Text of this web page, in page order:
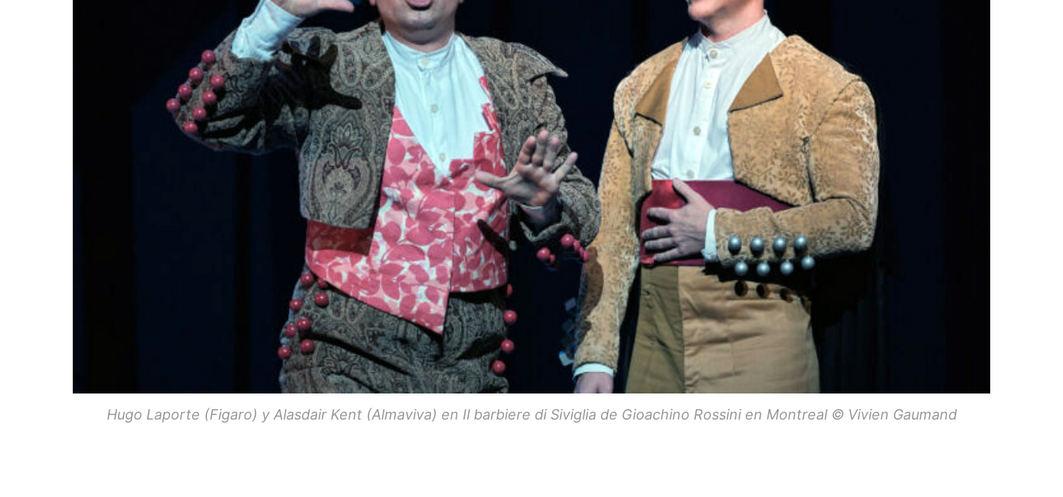
Hugo Laporte (Figaro) y Alasdair Kent (Almaviva) en Il barbiere di Siviglia de Gioachino Rossini en Montreal © Vivien Gaumand